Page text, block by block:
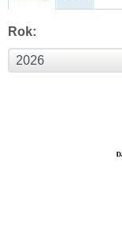
Rok: